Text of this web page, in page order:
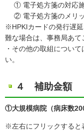
① 電子処方箋の対応施
② 電子処方箋のメリッ
※HPKIカードの発行遅
難な場合は、事務局あて
・その他の取組につい
い。
４ 補助金額
①大規模病院（病床数
※左右にフリックすると